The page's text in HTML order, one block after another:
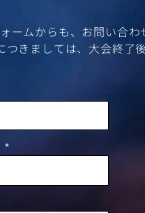
ームからも、お問い合
つきましては、​大会終了